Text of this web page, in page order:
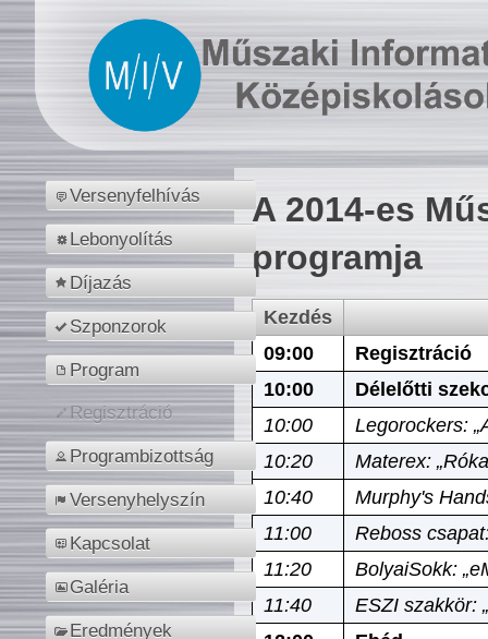
Versenyfelhívás
Lebonyolítás
Díjazás
Szponzorok
Program
Regisztráció
Programbizottság
Versenyhelyszín
Kapcsolat
Galéria
Eredmények
A 2014-es
programja
Kezdés
09:00
Regisztráció
10:00
Délelőtti
10:00
Legorockers:
10:20
Materex:
10:40
Murphy's
11:00
Reboss
11:20
BolyaiSokk:
11:40
ESZI szakkör: